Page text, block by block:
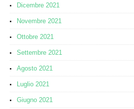
Dicembre 2021
Novembre 2021
Ottobre 2021
Settembre 2021
Agosto 2021
Luglio 2021
Giugno 2021